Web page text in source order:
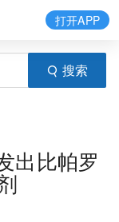
搜索
打开APP
出比帕罗